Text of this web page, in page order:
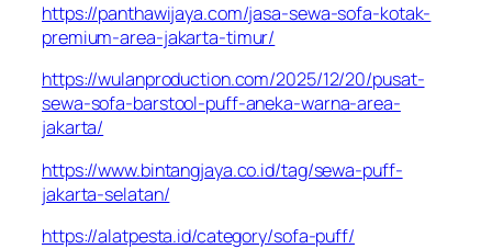
https://panthawijaya.com/jasa-sewa-sofa-kotak-
premium-area-jakarta-timur/
https://wulanproduction.com/2025/12/20/pusat-
sewa-sofa-barstool-puff-aneka-warna-area-
jakarta/
https://www.bintangjaya.co.id/tag/sewa-puff-
jakarta-selatan/
https://alatpesta.id/category/sofa-puff/